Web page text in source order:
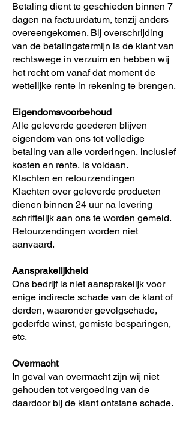
Betaling dient te geschieden binnen 7
dagen na factuurdatum, tenzij anders
overeengekomen. Bij overschrijding
van de betalingstermijn is de klant van
rechtswege in verzuim en hebben wij
het recht om vanaf dat moment de
wettelijke rente in rekening te brengen.
Eigendomsvoorbehoud
Alle geleverde goederen blijven
eigendom van ons tot volledige
betaling van alle vorderingen, inclusief
kosten en rente, is voldaan.
Klachten en retourzendingen
Klachten over geleverde producten
dienen binnen 24 uur na levering
schriftelijk aan ons te worden gemeld.
Retourzendingen worden niet
aanvaard.
Aansprakelijkheid
Ons bedrijf is niet aansprakelijk voor
enige indirecte schade van de klant of
derden, waaronder gevolgschade,
gederfde winst, gemiste besparingen,
etc.
Overmacht
In geval van overmacht zijn wij niet
gehouden tot vergoeding van de
daardoor bij de klant ontstane schade.